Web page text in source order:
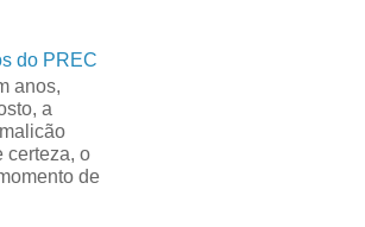
do PREC
anos,
a
certeza, o
de